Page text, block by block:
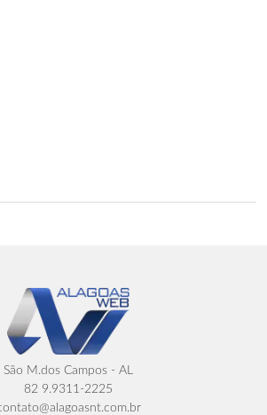
São M.dos Campos - AL
82 9.9311-2225